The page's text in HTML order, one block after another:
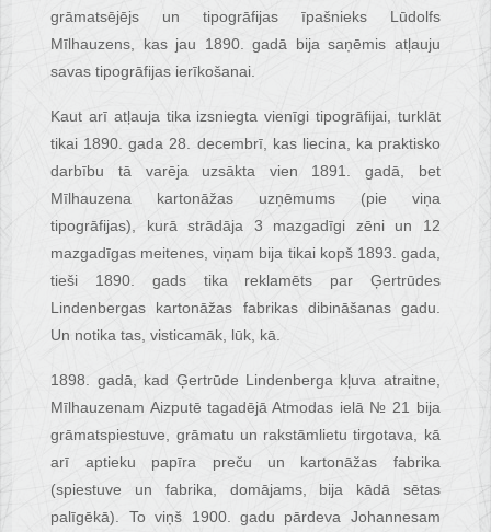
grāmatsējējs un tipogrāfijas īpašnieks Lūdolfs
Mīlhauzens, kas jau 1890. gadā bija saņēmis atļauju
savas tipogrāfijas ierīkošanai.
Kaut arī atļauja tika izsniegta vienīgi tipogrāfijai, turklāt
tikai 1890. gada 28. decembrī, kas liecina, ka praktisko
darbību tā varēja uzsākta vien 1891. gadā, bet
Mīlhauzena kartonāžas uzņēmums (pie viņa
tipogrāfijas), kurā strādāja 3 mazgadīgi zēni un 12
mazgadīgas meitenes, viņam bija tikai kopš 1893. gada,
tieši 1890. gads tika reklamēts par Ģertrūdes
Lindenbergas kartonāžas fabrikas dibināšanas gadu.
Un notika tas, visticamāk, lūk, kā.
1898. gadā, kad Ģertrūde Lindenberga kļuva atraitne,
Mīlhauzenam Aizputē tagadējā Atmodas ielā № 21 bija
grāmatspiestuve, grāmatu un rakstāmlietu tirgotava, kā
arī aptieku papīra preču un kartonāžas fabrika
(spiestuve un fabrika, domājams, bija kādā sētas
palīgēkā). To viņš 1900. gadu pārdeva Johannesam